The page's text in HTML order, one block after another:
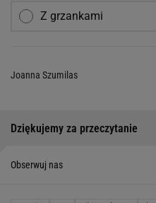
Z grzankami
Joanna Szumilas
Dziękujemy za przeczytanie
Obserwuj nas